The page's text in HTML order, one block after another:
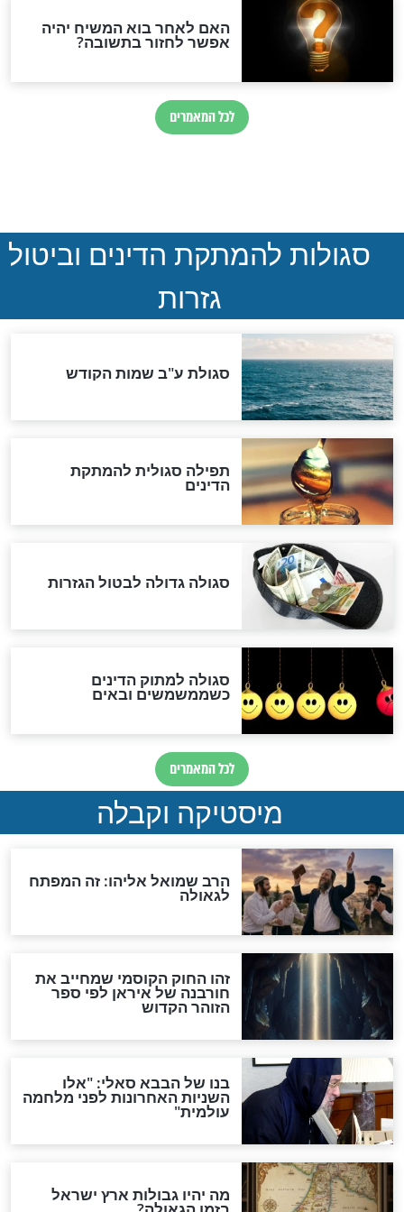
נהרגו בדרום לבנון
ההסכם החשאי של טראמפ
המסמך האבוד שנחשף
במרתפי מוסקבה: כתב היד
הנדיר של הרשב"ם התגלה
"מודה לקב"ה על כל השנים"
לכל המאמרים
אחרית הימים
האם אפשר לחשב את הקץ?
מה יהיה בימות המשיח?
"לפני הגאולה תהיה אפיקורסות
והכחשה גדולה מאוד של
האמונה"
האם לאחר בוא המשיח יהיה
אפשר לחזור בתשובה?
לכל המאמרים